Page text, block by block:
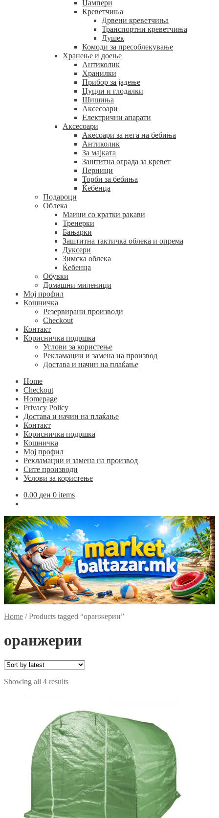
Џампери
Креветчиња
Дрвени креветчиња
Транспортни креветчиња
Душек
Комоди за пресоблекување
Хранење и доење
Антиколик
Хранилки
Прибор за јадење
Цуцли и глодалки
Шишиња
Аксесоари
Електрични апарати
Аксесоари
Акесоари за нега на бебиња
Антиколик
За мајката
Заштитна ограда за кревет
Перници
Торби за бебиња
Ќебенца
Подароци
Облека
Маици со кратки ракави
Тренерки
Бањарки
Заштитна тактичка облека и опрема
Дуксери
Зимска облека
Ќебенца
Обувки
Домашни миленици
Мој профил
Кошничка
Резервирани производи
Checkout
Контакт
Корисничка подршка
Услови за користење
Рекламации и замена на производ
Достава и начин на плаќање
Home
Checkout
Homepage
Privacy Policy
Достава и начин на плаќање
Контакт
Корисничка подршка
Кошничка
Мој профил
Рекламации и замена на производ
Сите производи
Услови за користење
0.00 ден 0 items
Home /Products tagged “оранжерии”
оранжерии
Showing all 4 resultsSorted